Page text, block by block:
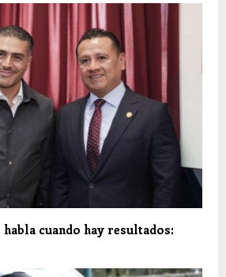
cuando hay resultados: